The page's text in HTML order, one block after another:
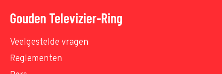
Gouden Televizier-Ring
Veelgestelde vragen
Reglementen